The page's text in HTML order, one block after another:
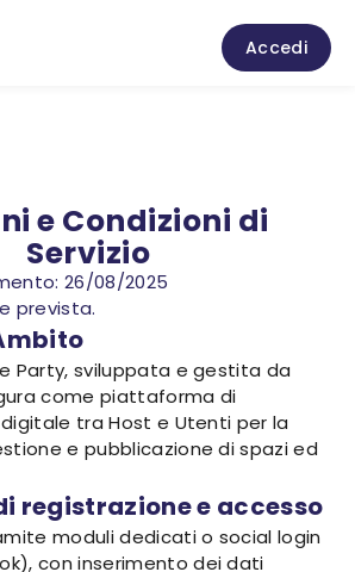
Accedi
e Condizioni di
Servizio
26/08/2025
prevista.
Party, sviluppata e gestita da
come piattaforma di
tra Host e Utenti per la
e pubblicazione di spazi ed
registrazione e accesso
moduli dedicati o social login
con inserimento dei dati